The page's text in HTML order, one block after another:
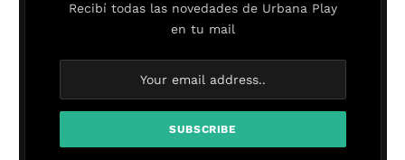
Recibí todas las novedades de Urbana Play
en tu mail